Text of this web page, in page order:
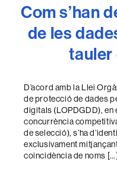
Com s’han
de les
tauler
D’acord amb la Llei
de protecció de dades
digitals (LOPDGDD),
concurrència
de selecció), s’ha
exclusivament
coincidència de noms […]